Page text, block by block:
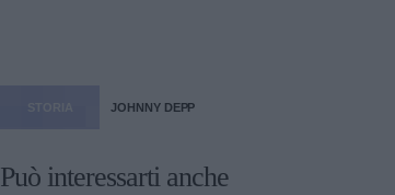
JOHNNY DEPP
Può interessarti anche